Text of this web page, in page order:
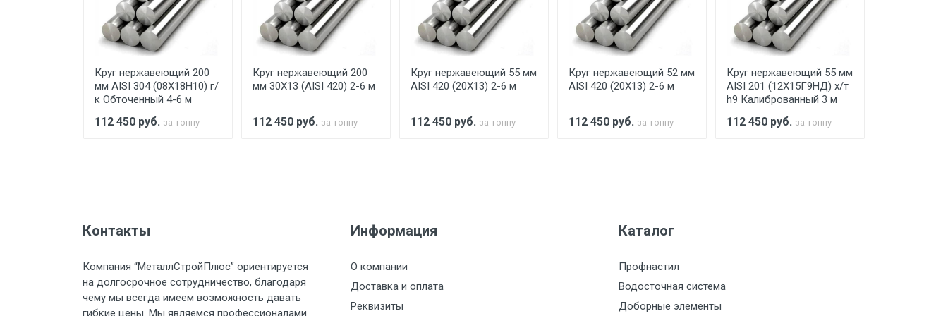
При доставке товара, Клиент заранее обязан обеспечить подъезные пути для разгружаемого а/м. На разгрузку автомобиля
предоставляется не более 2-х часов.
Стоимость доставки по РФ рассчитывается индивидуально.
Груз до 6 м, вес до 2 тн 6500 с НДС 35р./км за МКАД
Груз до 6 м, вес до 3 тн 7500 с НДС 35р./км за МКАД
Груз до 6 м, вес до 5 тн 9000 с НДС 40р./км за МКАД
Круг нержавеющий 200
мм AISI 304 (08Х18Н10) г/
к Обточенный 4-6 м
112 450 руб. за тонну
Круг нержавеющий 200
мм 30Х13 (AISI 420) 2-6 м
112 450 руб. за тонну
Круг нержавеющий 55 мм
AISI 420 (20Х13) 2-6 м
112 450 руб. за тонну
Круг нержавеющий 52 мм
AISI 420 (20Х13) 2-6 м
112 450 руб. за тонну
Круг нержавеющий 55 мм
AISI 201 (12Х15Г9НД) х/т
h9 Калиброванный 3 м
112 450 руб. за тонну
Контакты
Компания “МеталлСтройПлюс” ориентируется
на долгосрочное сотрудничество, благодаря
чему мы всегда имеем возможность давать
гибкие цены. Мы являемся профессионалами
Информация
О компании
Доставка и оплата
Реквизиты
Каталог
Профнастил
Водосточная система
Доборные элементы